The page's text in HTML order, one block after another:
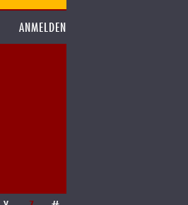
ANMELDEN